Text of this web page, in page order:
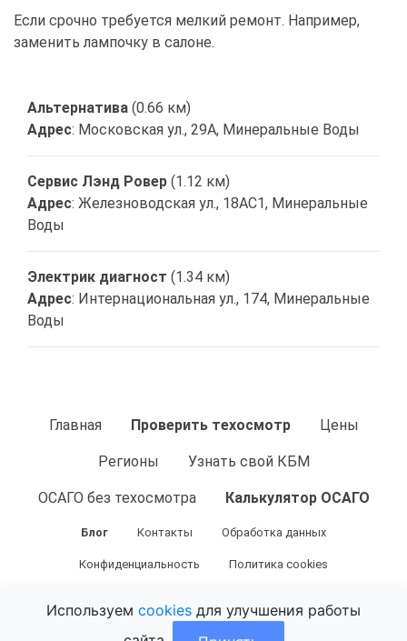
Если срочно требуется мелкий ремонт. Например,
заменить лампочку в салоне.
Альтернатива (0.66 км)
Адрес: Московская ул., 29А, Минеральные Воды
Сервис Лэнд Ровер (1.12 км)
Адрес: Железноводская ул., 18АС1, Минеральные
Воды
Электрик диагност (1.34 км)
Адрес: Интернациональная ул., 174, Минеральные
Воды
Главная Проверить техосмотр Цены
Регионы Узнать свой КБМ
ОСАГО без техосмотра Калькулятор ОСАГО
Блог Контакты Обработка данных
Конфиденциальность Политика cookies
© 2026 tehosmotrik.ru — Техосмотрик.ру.
Используем cookies для улучшения работы